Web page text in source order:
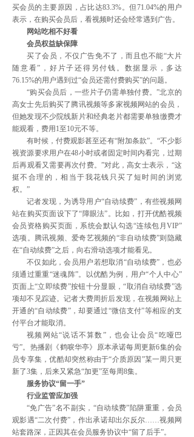
买会员的主要原因，占比达83.3%。但71.04%的用户
表示，在购买会员后，看视频时还会经常遇到广告。
网站吃相不好看
会员权益缺保障
买了会员，不仅广告免不了，而且也不能“大片
随意看”，好片子还得另付钱。数据显示，多达
76.15%的用户遇到过“会员还需付费购买”的问题。
“购买会员后，一些片子仍需单独付费。”北京的
高女士先后购买了腾讯视频等多家视频网站的会员，
但她发现不少院线新片和经典老片都需要单独缴费才
能观看，费用1至10元不等。
有时候，付费观影甚至还有“附加条款”。“不少影
视资源要求用户在48小时或者固定时间内看完，过期
后再观看又需要再次付费。”对此，高女士表示，“这
挺不合理的，相当于我花钱只买了短时间的浏览
权。”
记者发现，为诱导用户“自动续费”，有些视频网
站在购买页面设下了“障眼法”。比如，打开优酷视频
会员资格购买页面，系统会默认勾选“连续包月VIP”
选项。腾讯视频、爱奇艺视频的“非自动续费”则隐藏
在“自动续费”之后，向右滑动选项才能看见。
不仅如此，会员用户若想取消“自动续费”，也必
须通过重重“迷魂阵”。以优酷为例，用户“个人中心”
页面上“立即续费”按钮十分显眼，“取消自动续费”选
项却不见踪迹。记者大费周折后发现，在视频网站上
开通的“自动续费”，却要通过“微信支付”等相应的支
付平台才能取消。
视频网站“说话不算数”，也会让会员“吃哑巴
亏”。热播剧《鹤唳华亭》原本承诺每周更新6集的会
员专享集，优酷却突然称由于“介质原因”某一周只更
新了3集，后来又紧急“加更”至每周8集。
服务协议“留一手”
行业监管应加强
“免广告”名不副实，“自动续费”陷阱重重，会员
观影遇“二次付费”，作出承诺却出尔反尔……视频网
站套路深，正因其在会员服务协议中“留了后手”。